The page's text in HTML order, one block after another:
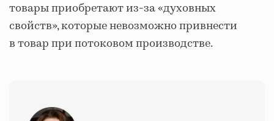
товары приобретают из-за «духовных
свойств», которые невозможно привнести
в товар при потоковом производстве.